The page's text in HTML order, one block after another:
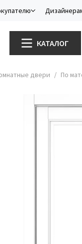
КАТАЛОГ
двери По